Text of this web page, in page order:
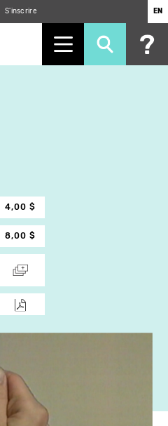
S'inscrire EN
4,00 $
8,00 $